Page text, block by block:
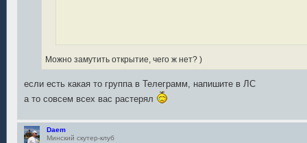
Можно замутить открытие, чего ж нет? )
если есть какая то группа в Телеграмм, напишите в ЛС
а то совсем всех вас растерял
Daem
Минский скутер-клуб